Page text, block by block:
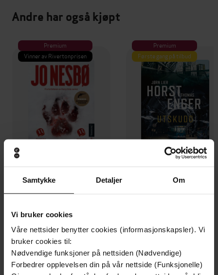
Samtykke Detaljer Om
Vi bruker cookies
Våre nettsider benytter cookies (informasjonskapsler). Vi
bruker cookies til:
Nødvendige funksjoner på nettsiden (Nødvendige)
Forbedrer opplevelsen din på vår nettside (Funksjonelle)
Andre har også kjøpt
Premium
Vinner av Rivertonprisen
199,-
Jo Nesbø
EBOK
Premium
Første gang på tilbud
349,-
EBOK